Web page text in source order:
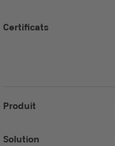
Certificats
Produit
Solution